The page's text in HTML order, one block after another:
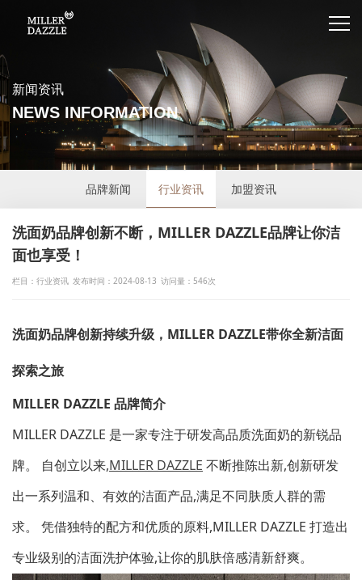
新闻资讯
NEWS INFORMATION
品牌新闻 行业资讯 加盟资讯
洗面奶品牌创新不断，MILLER DAZZLE品牌让你洁
面也享受！
栏目：行业资讯 发布时间：2024-08-13 访问量：546次
洗面奶品牌创新持续升级，MILLER DAZZLE带你全新洁面
探索之旅
MILLER DAZZLE 品牌简介
MILLER DAZZLE 是一家专注于研发高品质洗面奶的新锐品
牌。 自创立以来,MILLER DAZZLE 不断推陈出新,创新研发
出一系列温和、有效的洁面产品,满足不同肤质人群的需
求。 凭借独特的配方和优质的原料,MILLER DAZZLE 打造出
专业级别的洁面洗护体验,让你的肌肤倍感清新舒爽。